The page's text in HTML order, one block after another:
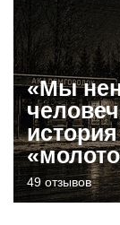
«Мы
49 отзывов